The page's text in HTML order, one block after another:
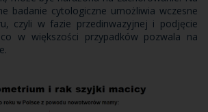
badanie cytologiczne umożliwia wczesne
czyli w fazie przedinwazyjnej i podjęcie
w większości przypadków pozwala na